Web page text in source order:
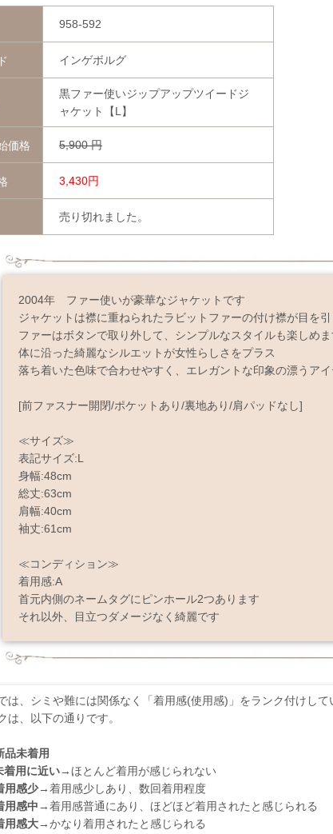
958-592
インゲボルグ
黒ファー使いジップアップツイードジ
ャケット【L】
価格 5,900 円
3,430円
売り切れました。
2004年 ファー使いが豪華なジャケットです
ジャケットは襟に重ねられたラビットファーの付け襟が目を
ファーはボタンで取り外して、シンプルなスタイルも楽しめ
体に沿った綺麗なシルエットが女性らしさをプラス
落ち着いた色味で合わせやすく、エレガントな印象の漂うア
[前ファスナー開閉/ポケットあり/裏地あり/肩パッドなし]
≪サイズ≫
表記サイズ:L
身幅:48cm
総丈:63cm
肩幅:40cm
袖丈:61cm
≪コンディション≫
着用感:A
首元内側のネームタグにピンホール2つあります
それ以外、目立つダメージなく綺麗です
は、シミや難には関係なく「着用感(使用感)」をランク付けして
は、以下の通りです。
品未着用
着用に近い→ほとんど着用が感じられない
用感少→着用感少しあり、数回着用程度
用感中→着用感普通にあり、ほどほど着用されたと感じられる
用感大→かなり着用されたと感じられる